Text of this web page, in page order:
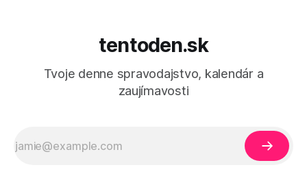
tentoden.sk
Tvoje denne spravodajstvo, kalendár a
zaujímavosti